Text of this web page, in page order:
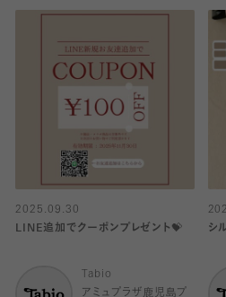
2025.09.30
LINE追加でクーポンプレゼント💝
Tabio
アミュプラザ鹿児島プ
シ